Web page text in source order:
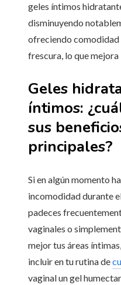
geles íntimos
disminuyendo
ofreciendo comodidad
frescura, lo que mejora
Geles
íntimos:
sus
principales?
Si en algún momento
incomodidad durante
padeces
vaginales o
mejor tus áreas
incluir en tu rutina de
vaginal un gel